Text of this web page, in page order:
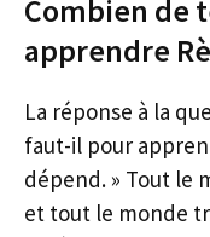
Combien de
apprendre
La réponse à la
faut-il pour
dépend. » Tout le
et tout le monde